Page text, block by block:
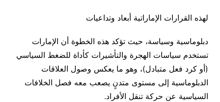
لهذه القرارات الإماراتية أبعاد وتداعيات
دبلوماسية وسياسة، حيث تؤكد هذه الخطوة أن الإمارات
تستخدم سياسات الهجرة والتأشيرات كأداة للضغط السياسي
(أو كرد فعل متبادل)، وهو ما يعكس وصول العلاقات
الدبلوماسية إلى مستوى متدنٍ يصعب معه فصل الخلافات
السياسية عن حركة تنقل الأفراد.